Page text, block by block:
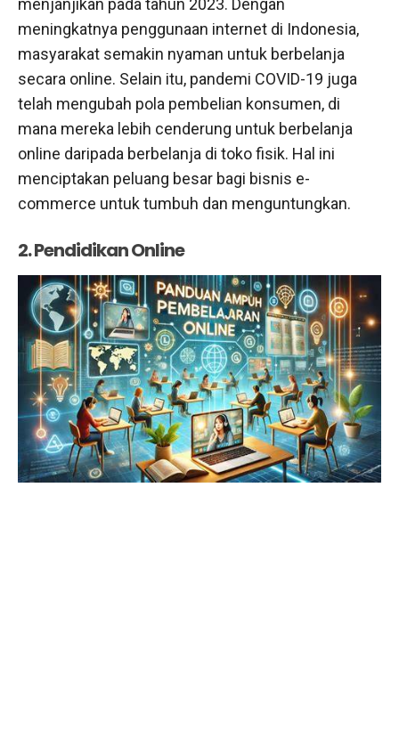
menjanjikan pada tahun 2023. Dengan
meningkatnya penggunaan internet di Indonesia,
masyarakat semakin nyaman untuk berbelanja
secara online. Selain itu, pandemi COVID-19 juga
telah mengubah pola pembelian konsumen, di
mana mereka lebih cenderung untuk berbelanja
online daripada berbelanja di toko fisik. Hal ini
menciptakan peluang besar bagi bisnis e-
commerce untuk tumbuh dan menguntungkan.
2. Pendidikan Online